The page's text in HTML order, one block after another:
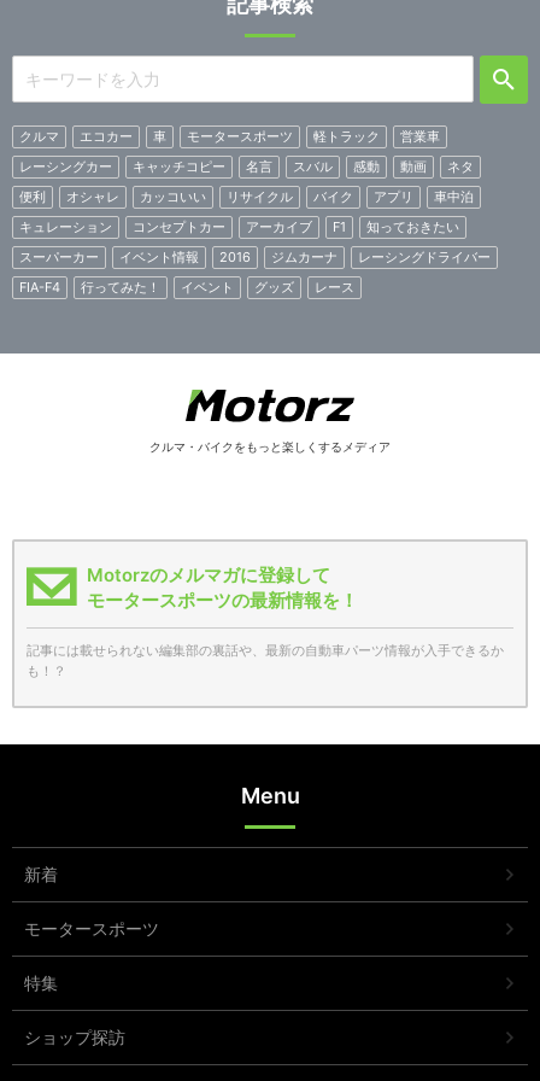
クルマ エコカー 車 モータースポーツ 軽トラック
営業車
レーシングカー
キャッチコピー 名言 スバル 感動 動画
ネタ
便利
オシャレ カッコいい リサイクル バイク アプリ
車中泊
キュレーション
コンセプトカー アーカイブ F1
知っておきたい
スーパーカー
イベント情報 2016 ジムカーナ
レーシングドライバー
FIA-F4
行ってみた！ イベント グッズ レース
クルマ・バイクをもっと楽しくするメディア
Motorzのメルマガに登録して
モータースポーツの最新情報を！
記事には載せられない編集部の裏話や、最新の自動車パーツ情報が入手できるか
も！？
Menu
新着
モータースポーツ
特集
ショップ探訪